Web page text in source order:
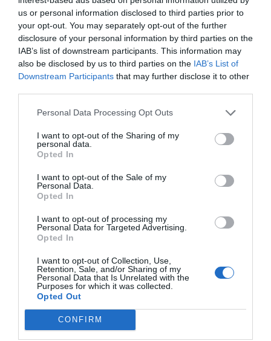
us or personal information disclosed to third parties prior to
your opt-out. You may separately opt-out of the further
disclosure of your personal information by third parties on the
IAB’s list of downstream participants. This information may
also be disclosed by us to third parties on the IAB’s List of
Downstream Participants that may further disclose it to other
Personal Data Processing Opt Outs
I want to opt-out of the Sharing of my
personal data.
Opted In
I want to opt-out of the Sale of my
Personal Data.
Opted In
I want to opt-out of processing my
Personal Data for Targeted Advertising.
Opted In
I want to opt-out of Collection, Use,
Retention, Sale, and/or Sharing of my
Personal Data that Is Unrelated with the
Purposes for which it was collected.
Opted Out
CONFIRM
avec lui, pour le reconnaitre vite et agir vite si on doit tout stopper,
détacher, reposer… Je n’ai jamais peur car il est toujours soucieux
de ce que je ressens.
Il utilise des cordes, il m’attache, me suspend et me frappe avec un
martinet. J’ai évidemment des traces sur le corps mais mon maître
s’arrange toujours pour qu’elles ne soient pas visibles quand je suis
habillée.
Une séance peut durer une heure, comme une après-midi ou une
soirée entière. A chaque désobéissance, je subis une punition. On
s’amuse à se désobéir l’un à l’autre. Il est switch (le fait d’être
maitre et soumis à la fois) mais je suis incapable de le dominer,
numéro 4). En fonction de qui il a devant lui, il peut être un sévère
maître ou un soumis complet.
Lire la suite…
Source : Journal des femmes
Previous post
Mon Dernier Rapport Sexuel : « J’ai fini toute
seule… » (Natacha, 45 ans)